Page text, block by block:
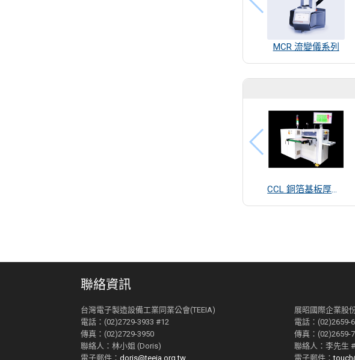
MCR 流變儀系列
CCL 銅箔基板厚度量測
聯絡資訊
台灣電子製造設備工業同業公會(TEEIA)
電話：(02)2729-3933 #12
傳真：(02)2729-3950
聯絡人：林小姐 (Doris)
電子郵件：doris@teeia.org.tw
展昭國際企業股
電話：(02)2659-
傳真：(02)2659-
聯絡人：李先生
電子郵件：